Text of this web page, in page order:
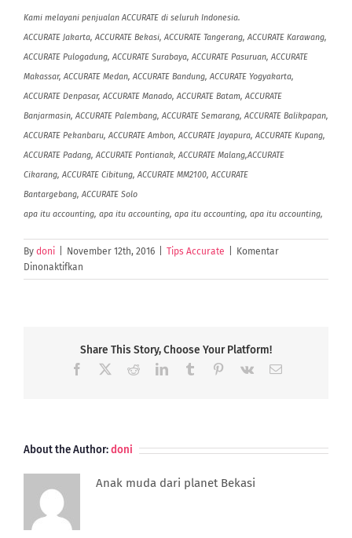
Kami melayani penjualan ACCURATE di seluruh Indonesia.
ACCURATE Jakarta, ACCURATE Bekasi, ACCURATE Tangerang, ACCURATE Karawang,
ACCURATE Pulogadung, ACCURATE Surabaya, ACCURATE Pasuruan, ACCURATE
Makassar, ACCURATE Medan, ACCURATE Bandung, ACCURATE Yogyakarta,
ACCURATE Denpasar, ACCURATE Manado, ACCURATE Batam, ACCURATE
Banjarmasin, ACCURATE Palembang, ACCURATE Semarang, ACCURATE Balikpapan,
ACCURATE Pekanbaru, ACCURATE Ambon, ACCURATE Jayapura, ACCURATE Kupang,
ACCURATE Padang, ACCURATE Pontianak, ACCURATE Malang,ACCURATE
Cikarang, ACCURATE Cibitung, ACCURATE MM2100, ACCURATE
Bantargebang, ACCURATE Solo
apa itu accounting, apa itu accounting, apa itu accounting, apa itu accounting,
By doni November 12th, 2016 Tips Accurate
Komentar
Dinonaktifkan
Apa
Akuntansi
Share This Story, Choose Your Platform!
Facebook RedditLinkedInTumblr Pinterest
Vk Email
About the Author:doni
Anak muda dari planet Bekasi